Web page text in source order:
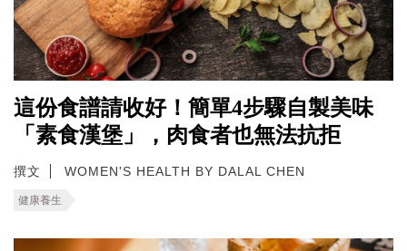
這份食譜請收好！簡單4步驟自製美味
「素食漢堡」，肉食者也無法抗拒
撰文 WOMEN'S HEALTH BY DALAL CHEN
健康養生